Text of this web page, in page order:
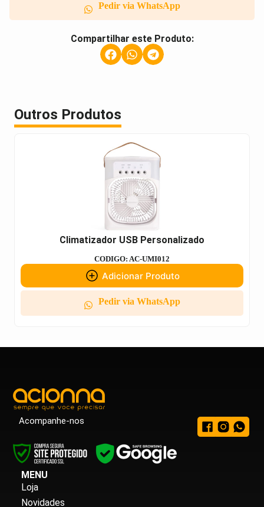
Pedir via WhatsApp
Compartilhar este Produto:
Outros Produtos
Climatizador USB Personalizado
CODIGO: AC-UMI012
Adicionar Produto
Pedir via WhatsApp
Acompanhe-nos
MENU
Loja
Novidades